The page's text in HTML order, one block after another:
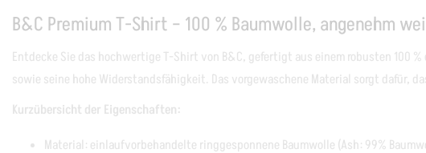
B&C Premium T-Shirt – 100 % Baumwolle, angenehm
Entdecke Sie das hochwertige T-Shirt von B&C, gefertigt aus einem robusten 100
sowie seine hohe Widerstandsfähigkeit. Das vorgewaschene Material sorgt dafür,
Kurzübersicht der Eigenschaften:
Material: einlaufvorbehandelte ringgesponnene Baumwolle (Ash: 99%